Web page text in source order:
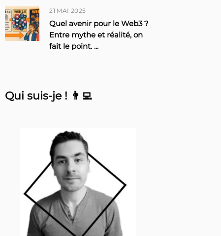
21 MAI 2025
Quel avenir pour le Web3 ?
Entre mythe et réalité, on
fait le point. ...
Qui suis-je ! 👨‍💻